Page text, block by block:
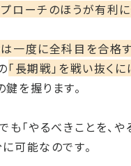
ローチのほうが有利に
一度に全科目を合格
「長期戦」を戦い抜く
を握ります。
も「やるべきことを、
可能なのです。